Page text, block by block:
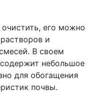
его можно
и
В своем
небольшое
для обогащения
почвы.